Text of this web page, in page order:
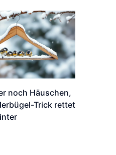
noch Häuschen,
Trick rettet